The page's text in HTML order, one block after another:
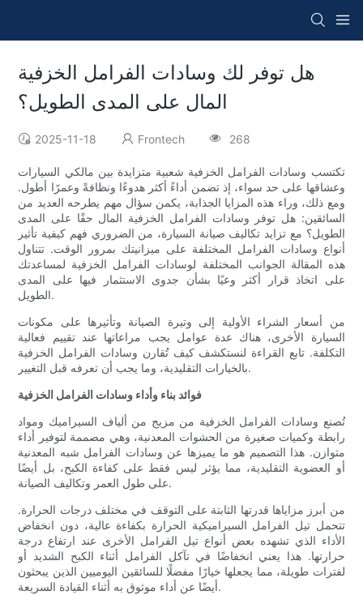
هل توفر لك وسادات الفرامل الخزفية
المال على المدى الطويل؟
2025-11-18 Frontech 268
تكتسب وسادات الفرامل الخزفية شعبية متزايدة بين مالكي السيارات
وعشاقها على حد سواء، إذ تضمن أداءً أكثر هدوءًا ونظافةً وعمرًا أطول.
ومع ذلك، وراء هذه المزايا الجذابة، يكمن سؤال مهم يطرحه العديد من
السائقين: هل توفر وسادات الفرامل الخزفية المال حقًا على المدى
الطويل؟ مع تزايد تكاليف صيانة السيارة، من الضروري فهم كيفية تأثير
أنواع وسادات الفرامل المختلفة على ميزانيتك بمرور الوقت. تتناول
هذه المقالة الجوانب المختلفة لوسادات الفرامل الخزفية لمساعدتك
على اتخاذ قرار أكثر وعيًا بشأن جدوى الاستثمار فيها على المدى
الطويل.
من أسعار الشراء الأولية إلى وتيرة الصيانة وتأثيرها على مكونات
السيارة الأخرى، هناك عدة عوامل يجب مراعاتها عند تقييم فعالية
التكلفة. تابع القراءة لنستكشف كيف تُقارن وسادات الفرامل الخزفية
بالخيارات التقليدية، وما يجب أن تعرفه قبل التغيير.
فوائد بناء وأداء وسادات الفرامل الخزفية
تُصنع وسادات الفرامل الخزفية من مزيج من ألياف السيراميك ومواد
رابطة وكميات صغيرة من الحشوات المعدنية، وهي مصممة لتوفير أداء
متوازن. هذا التصميم هو ما يميزها عن وسادات الفرامل شبه المعدنية
أو العضوية التقليدية، مما يؤثر ليس فقط على كفاءة الكبح، بل أيضًا
على طول العمر وتكاليف الصيانة.
من أبرز مزاياها قدرتها الثابتة على التوقف في مختلف درجات الحرارة.
تتحمل تيل الفرامل السيراميكية الحرارة بكفاءة عالية، دون انخفاض
الأداء الذي تشهده بعض أنواع تيل الفرامل الأخرى عند ارتفاع درجة
حرارتها. هذا يعني انخفاضًا في تآكل الفرامل أثناء الكبح الشديد أو
لفترات طويلة، مما يجعلها خيارًا مفضلًا للسائقين اليوميين الذين يبحثون
أيضًا عن أداء موثوق به أثناء القيادة السريعة.